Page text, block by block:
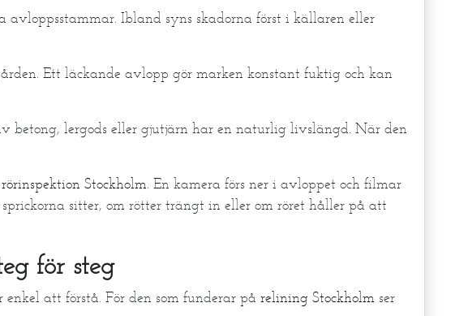
Ibland syns skadorna först i källaren eller
Ett läckande avlopp gör marken konstant fuktig och kan
betong, lergods eller gjutjärn har en naturlig livslängd. När den
rörinspektion Stockholm. En kamera förs ner i avloppet och filmar
sitter, om rötter trängt in eller om röret håller på att
för steg
att förstå. För den som funderar på relining Stockholm ser